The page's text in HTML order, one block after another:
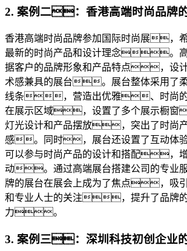
2. 案例二：香港高端时尚品牌
香港高端时尚品牌参加国际时尚展，
最新的时尚产品和设计理念。高
据客户的品牌形象和产品特点，设
术感兼具的展台。展台整体采用了
线条，营造出优雅、时尚
在展示区域，设置了多个展示橱窗
灯光设计和产品摆放，突出了时尚
感。同时，展台还设置了互动
可以参与时尚产品的设计和搭配，
动。通过高端展台搭建公司的专业
牌的展台在展会上成为了焦点，吸
和专业人士的关注，提升了品牌的
力。
3. 案例三：深圳科技初创企业